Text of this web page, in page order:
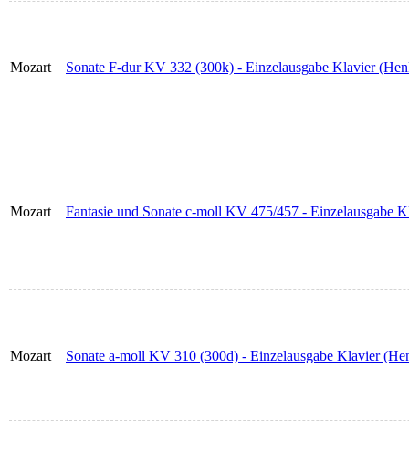
Mozart Sonate F-dur KV 332 (300k) - Einzelausgabe Klavier
Mozart Fantasie und Sonate c-moll KV 475/457 - Einzelausgabe
Mozart Sonate a-moll KV 310 (300d) - Einzelausgabe Klavier